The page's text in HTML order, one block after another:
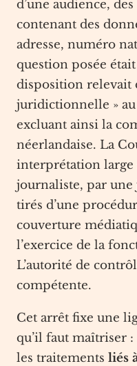
d’une audience,
contenant des
adresse, numéro
question posée
disposition relevait
juridictionnelle » au
excluant ainsi la
néerlandaise. La
interprétation large
journaliste, par une
tirés d’une
couverture
l’exercice de la
L’autorité de
compétente.
Cet arrêt fixe une
qu’il faut maîtriser :
les traitements liés